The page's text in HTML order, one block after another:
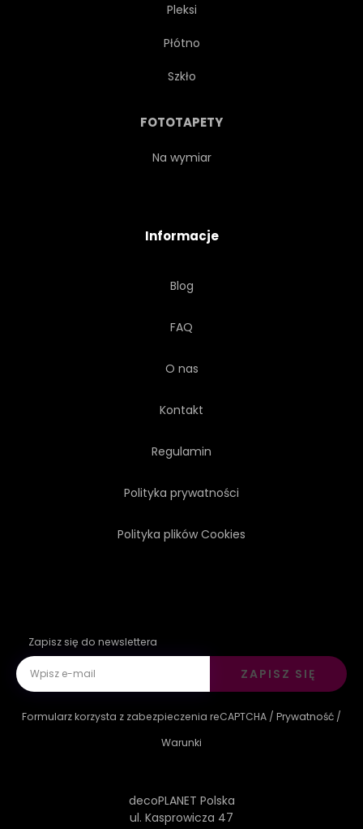
KONCEPCJA
Pleksi
Płótno
Szkło
FOTOTAPETY
Na wymiar
Informacje
Blog
FAQ
O nas
Kontakt
Regulamin
Polityka prywatności
Polityka plików Cookies
Zapisz się do newslettera
ZAPISZ SIĘ
Formularz korzysta z zabezpieczenia reCAPTCHA / Prywatność /
Warunki
decoPLANET Polska
ul. Kasprowicza 47